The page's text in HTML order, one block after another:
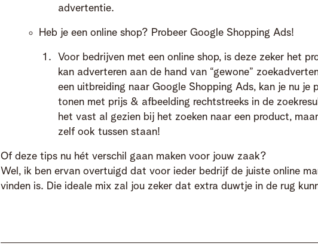
advertentie.
Heb je een online shop? Probeer Google Shopping Ads!
Voor bedrijven met een online shop, is deze zeker het
kan adverteren aan de hand van “gewone”
een uitbreiding naar Google Shopping Ads, kan je nu je
tonen met prijs & afbeelding rechtstreeks in de
het vast al gezien bij het zoeken naar een product,
zelf ook tussen staan!
Of deze tips nu hét verschil gaan maken voor jouw zaak?
Wel, ik ben ervan overtuigd dat voor ieder bedrijf de juiste online
vinden is. Die ideale mix zal jou zeker dat extra duwtje in de rug